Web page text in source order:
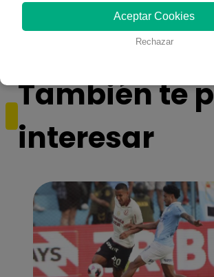
También te
interesar
Aceptar Cookies
Rechazar